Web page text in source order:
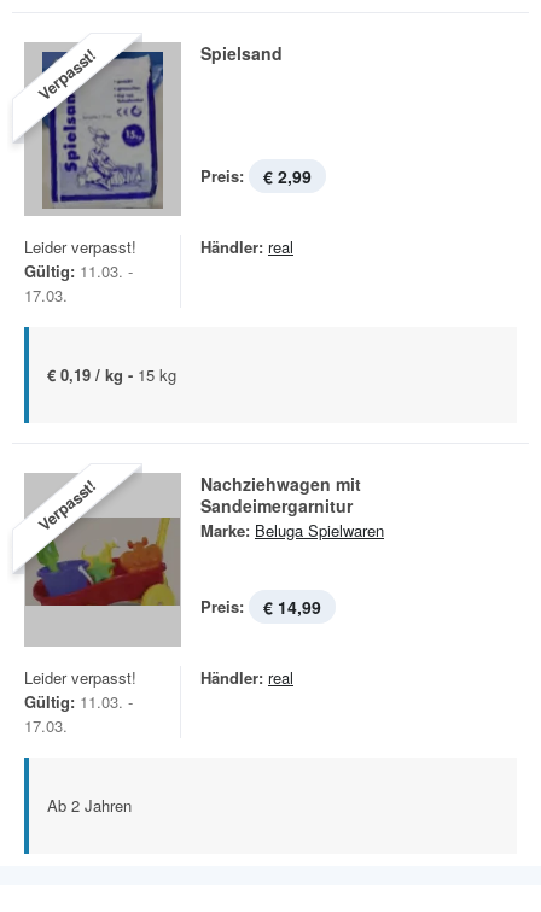
Verpasst! Spielsand
Preis: € 2,99
Leider verpasst!
Gültig: 11.03. -
17.03.
Händler: real
€ 0,19 / kg - 15 kg
Verpasst!
Nachziehwagen mit
Sandeimergarnitur
Marke: Beluga Spielwaren
Preis: € 14,99
Leider verpasst!
Gültig: 11.03. -
17.03.
Händler: real
Ab 2 Jahren